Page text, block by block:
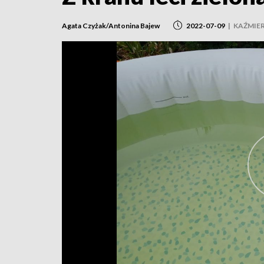
Agata Czyżak/Antonina Bajew 2022-07-09 |